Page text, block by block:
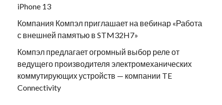
iPhone 13
Компания Компэл приглашает на вебинар «Работа
с внешней памятью в STM32H7»
Компэл предлагает огромный выбор реле от
ведущего производителя электромеханических
коммутирующих устройств — компании TE
Connectivity